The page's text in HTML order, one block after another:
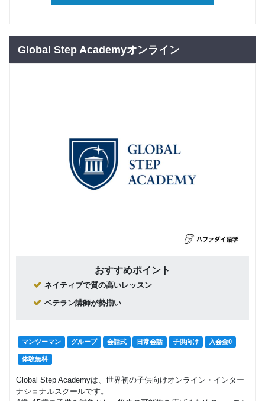
Global Step Academyオンライン
おすすめポイント
ネイティブで質の高いレッスン
ベテラン講師が勢揃い
マンツーマン グループ 会話式 日常会話 子供向け 入会金0
体験無料
Global Step Academyは、世界初の子供向けオンライン・インター
ナショナルスクールです。